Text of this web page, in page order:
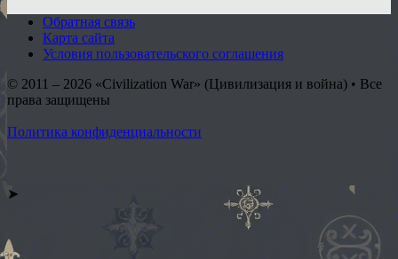
Обратная связь
Карта сайта
Условия пользовательского соглашения
© 2011 – 2026 «Civilization War» (Цивилизация и война) • Все
права защищены
Политика конфиденциальности
➤